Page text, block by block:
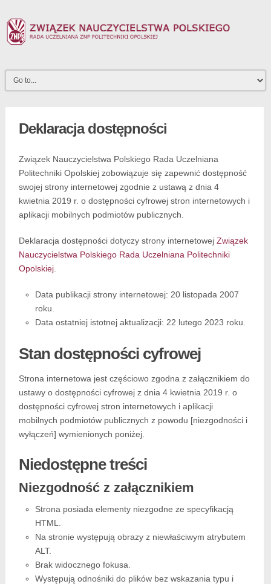
Deklaracja dostępności
Związek Nauczycielstwa Polskiego Rada Uczelniana
Politechniki Opolskiejzobowiązuje się zapewnić dostępność
swojej strony internetowejzgodnie z ustawą z dnia 4
kwietnia 2019 r. o dostępności cyfrowej stron internetowych i
aplikacji mobilnych podmiotów publicznych.
Deklaracja dostępności dotyczy strony internetowej Związek
Nauczycielstwa Polskiego Rada Uczelniana Politechniki
Opolskiej.
Data publikacji strony internetowej: 20 listopada 2007
roku.
Data ostatniej istotnej aktualizacji: 22 lutego 2023 roku.
Stan dostępności cyfrowej
Strona internetowa jest częściowo zgodna z załącznikiem do
ustawy o dostępności cyfrowej z dnia 4 kwietnia 2019 r. o
dostępności cyfrowej stron internetowych i aplikacji
mobilnych podmiotów publicznych z powodu [niezgodności i
wyłączeń] wymienionych poniżej.
Niedostępne treści
Niezgodność z załącznikiem
Strona posiada elementy niezgodne ze specyfikacją
HTML.
Na stronie występują obrazy z niewłaściwym atrybutem
ALT.
Brak widocznego fokusa.
Występują odnośniki do plików bez wskazania typu i